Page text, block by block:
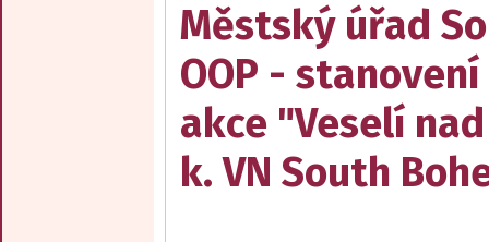
Městský úřad
OOP -
akce "Veselí
k. VN South